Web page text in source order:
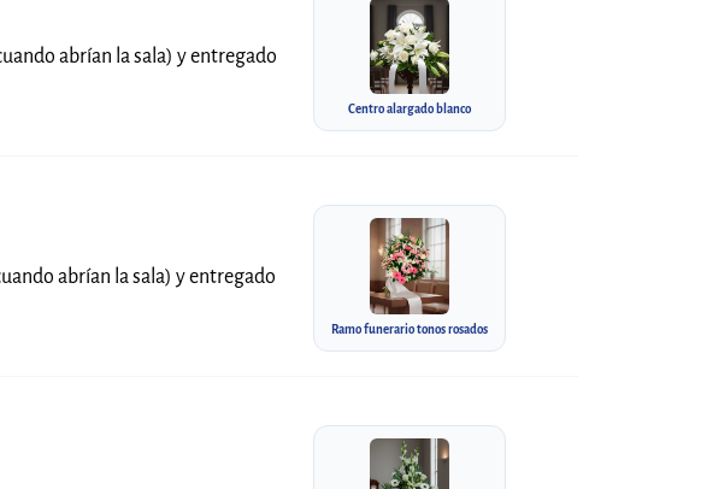
abrían la sala) y entregado
Centro alargado blanco
abrían la sala) y entregado
Ramo funerario tonos rosados